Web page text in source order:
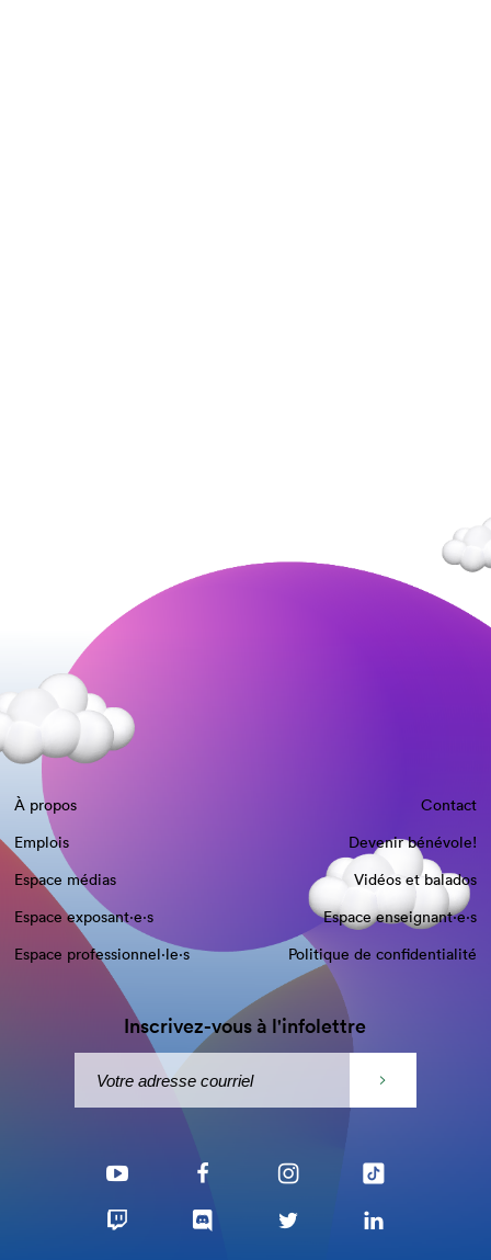
À propos
Contact
Emplois
Devenir bénévole!
Espace médias
Vidéos et balados
Espace exposant·e⋅s
Espace enseignant·e⋅s
Espace professionnel·le⋅s
Politique de confidentialité
Inscrivez-vous à l'infolettre